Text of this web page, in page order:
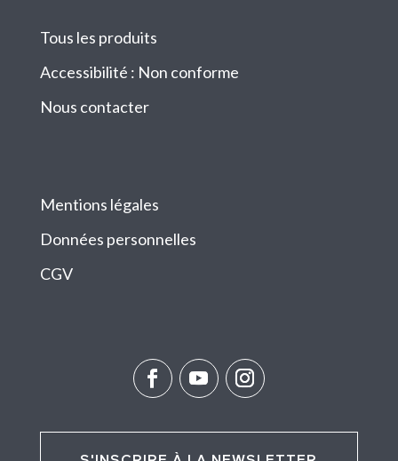
Tous les produits
Accessibilité : Non conforme
Nous contacter
Mentions légales
Données personnelles
CGV